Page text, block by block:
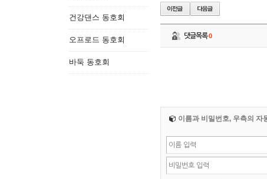
건강댄스 동호회
오프로드 동호회
바둑 동호회
댓글목록0
이름과 비밀번호, 우측의 자